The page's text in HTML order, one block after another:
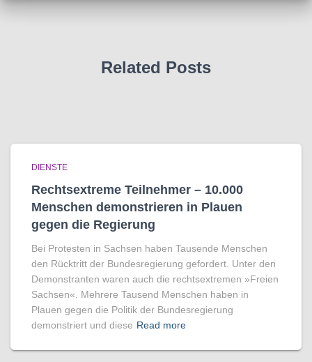
Related Posts
DIENSTE
Rechtsextreme Teilnehmer – 10.000
Menschen demonstrieren in Plauen
gegen die Regierung
Bei Protesten in Sachsen haben Tausende Menschen
den Rücktritt der Bundesregierung gefordert. Unter den
Demonstranten waren auch die rechtsextremen »Freien
Sachsen«. Mehrere Tausend Menschen haben in
Plauen gegen die Politik der Bundesregierung
demonstriert und diese Read more